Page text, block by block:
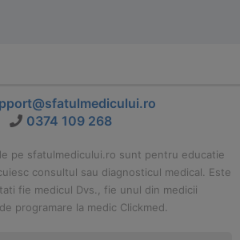
0374 109 268
pe sfatulmedicului.ro sunt pentru educatie
consultul sau diagnosticul medical. Este
fie medicul Dvs., fie unul din medicii
programare la medic Clickmed.